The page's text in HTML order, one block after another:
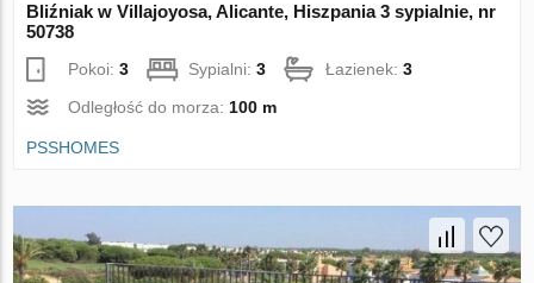
Bliźniak w Villajoyosa, Alicante, Hiszpania 3 sypialnie, nr
50738
Pokoi:3 Sypialni:3 Łazienek:3
Odległość do morza: 100 m
PSSHOMES